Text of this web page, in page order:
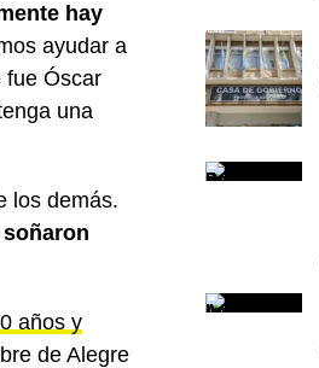
hay
ayudar a
fue Óscar
una
los demás.
años y
de Alegre